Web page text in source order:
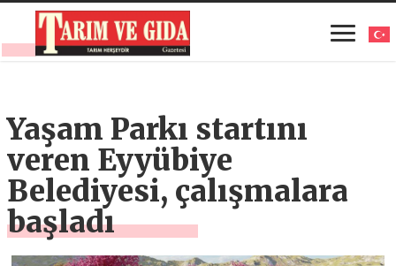
Yaşam Parkı startını
veren Eyyübiye
Belediyesi, çalışmalara
başladı